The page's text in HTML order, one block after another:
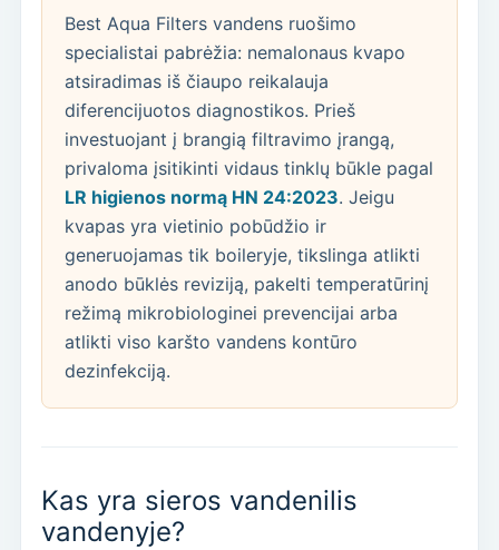
Best Aqua Filters vandens ruošimo
specialistai pabrėžia: nemalonaus kvapo
atsiradimas iš čiaupo reikalauja
diferencijuotos diagnostikos. Prieš
investuojant į brangią filtravimo įrangą,
privaloma įsitikinti vidaus tinklų būkle pagal
LR higienos normą HN 24:2023. Jeigu
kvapas yra vietinio pobūdžio ir
generuojamas tik boileryje, tikslinga atlikti
anodo būklės reviziją, pakelti temperatūrinį
režimą mikrobiologinei prevencijai arba
atlikti viso karšto vandens kontūro
dezinfekciją.
Kas yra sieros vandenilis
vandenyje?